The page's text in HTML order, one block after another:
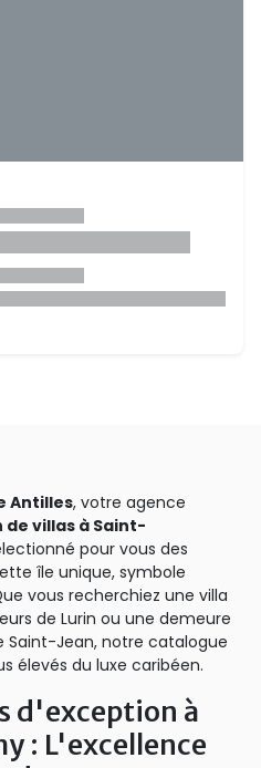
Antilles, votre agence
villas à Saint-
pour vous des
île unique, symbole
vous recherchiez une villa
de Lurin ou une demeure
Jean, notre catalogue
élevés du luxe caribéen.
d'exception à
: L'excellence